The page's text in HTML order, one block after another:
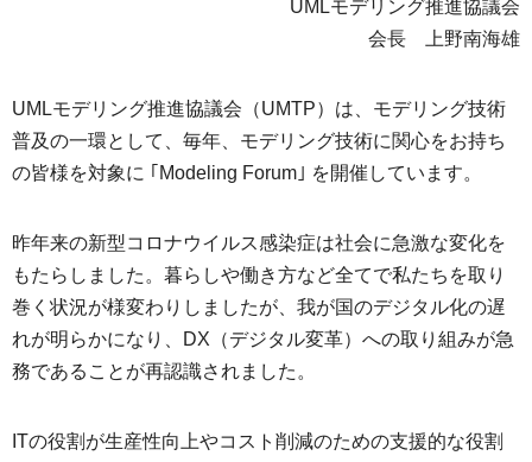
UMLモデリング推進協議会
会長 上野南海雄
UMLモデリング推進協議会（UMTP）は、モデリング技術
普及の一環として、毎年、モデリング技術に関心をお持ち
の皆様を対象に ｢Modeling Forum｣ を開催しています。
昨年来の新型コロナウイルス感染症は社会に急激な変化を
もたらしました。暮らしや働き方など全てで私たちを取り
巻く状況が様変わりしましたが、我が国のデジタル化の遅
れが明らかになり、DX（デジタル変革）への取り組みが急
務であることが再認識されました。
ITの役割が生産性向上やコスト削減のための支援的な役割